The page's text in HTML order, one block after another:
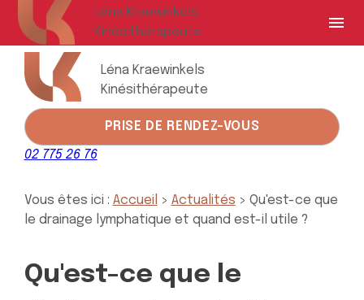
Léna Kraewinkels
Kinésithérapeute
menu
Léna Kraewinkels
Kinésithérapeute
PRISE DE RENDEZ-VOUS
02 775 26 76
Vous êtes ici : Accueil > Actualités > Qu'est-ce que
le drainage lymphatique et quand est-il utile ?
Qu'est-ce que le
Panneau de gestion des cookies